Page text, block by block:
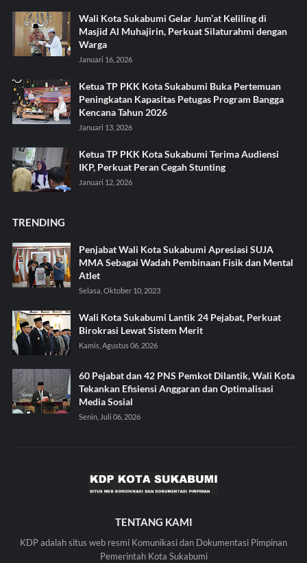
Wali Kota Sukabumi Gelar Jum’at Keliling di
Masjid Al Muhajirin, Perkuat Silaturahmi dengan
Warga
Januari 16, 2026
Ketua TP PKK Kota Sukabumi Buka Pertemuan
Peningkatan Kapasitas Petugas Program Bangga
Kencana Tahun 2026
Januari 13, 2026
Ketua TP PKK Kota Sukabumi Terima Audiensi
IKP, Perkuat Peran Cegah Stunting
Januari 12, 2026
TRENDING
Penjabat Wali Kota Sukabumi Apresiasi SUJA
MMA Sebagai Wadah Pembinaan Fisik dan Mental
Atlet
Selasa, Oktober 10, 2023
Wali Kota Sukabumi Lantik 24 Pejabat, Perkuat
Birokrasi Lewat Sistem Merit
Kamis, Agustus 06, 2026
60 Pejabat dan 42 PNS Pemkot Dilantik, Wali Kota
Tekankan Efisiensi Anggaran dan Optimalisasi
Media Sosial
Senin, Juli 06, 2026
TENTANG KAMI
KDP adalah situs web resmi Komunikasi dan Dokumentasi Pimpinan
Pemerintah Kota Sukabumi